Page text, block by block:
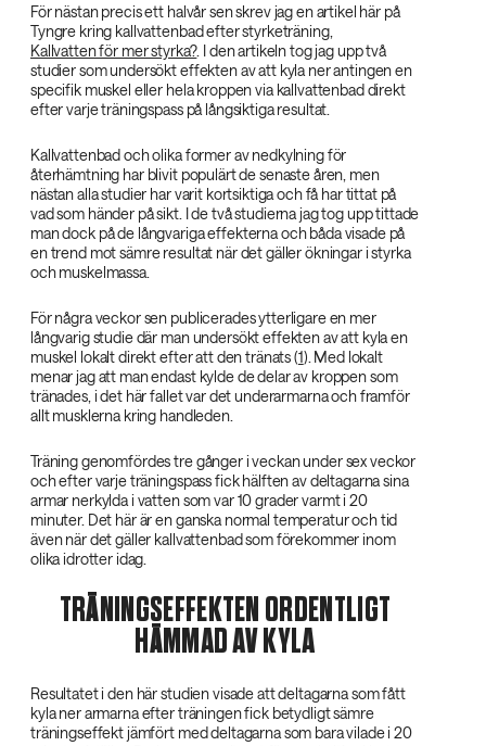
För nästan precis ett halvår sen skrev jag en artikel här på
Tyngre kring kallvattenbad efter styrketräning,
Kallvatten för mer styrka?. I den artikeln tog jag upp två
studier som undersökt effekten av att kyla ner antingen en
specifik muskel eller hela kroppen via kallvattenbad direkt
efter varje träningspass på långsiktiga resultat.
Kallvattenbad och olika former av nedkylning för
återhämtning har blivit populärt de senaste åren, men
nästan alla studier har varit kortsiktiga och få har tittat på
vad som händer på sikt. I de två studierna jag tog upp tittade
man dock på de långvariga effekterna och båda visade på
en trend mot sämre resultat när det gäller ökningar i styrka
och muskelmassa.
För några veckor sen publicerades ytterligare en mer
långvarig studie där man undersökt effekten av att kyla en
muskel lokalt direkt efter att den tränats (1). Med lokalt
menar jag att man endast kylde de delar av kroppen som
tränades, i det här fallet var det underarmarna och framför
allt musklerna kring handleden.
Träning genomfördes tre gånger i veckan under sex veckor
och efter varje träningspass fick hälften av deltagarna sina
armar nerkylda i vatten som var 10 grader varmt i 20
minuter. Det här är en ganska normal temperatur och tid
även när det gäller kallvattenbad som förekommer inom
olika idrotter idag.
TRÄNINGSEFFEKTEN ORDENTLIGT
HÄMMAD AV KYLA
Resultatet i den här studien visade att deltagarna som fått
kyla ner armarna efter träningen fick betydligt sämre
träningseffekt jämfört med deltagarna som bara vilade i 20